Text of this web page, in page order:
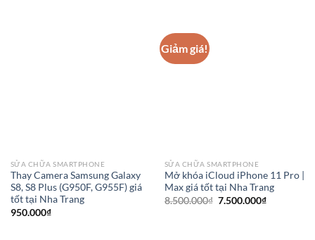
SỬA CHỮA SMARTPHONE
Thay Camera Samsung Galaxy
S8, S8 Plus (G950F, G955F) giá
tốt tại Nha Trang
950.000₫
Giảm giá!
SỬA CHỮA SMARTPHONE
Mở khóa iCloud iPhone 11 Pro |
Max giá tốt tại Nha Trang
8.500.000₫ Giá
7.500.000₫Giá